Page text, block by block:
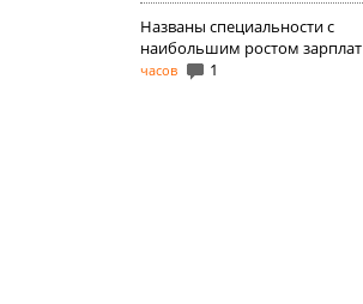
Названы специальности с
наибольшим ростом зарплат
часов
1